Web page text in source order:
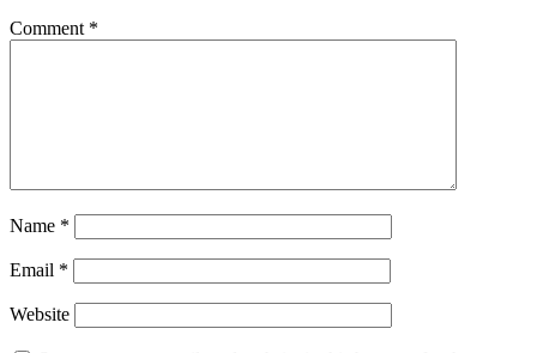
Comment *
Name *
Email *
Website